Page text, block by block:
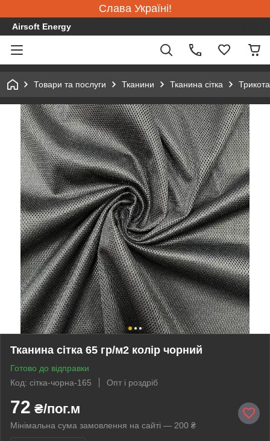
Слава Україні!
Airsoft Energy
Товари та послуги Тканини Тканина сітка
Тканина сітка 65 гр/м2 колір чорний
Готово до відправки
Код: сітка-чорна-165
Опт і роздріб
72 ₴/пог.м
Мінімальна сума замовлення на сайті — 200 ₴